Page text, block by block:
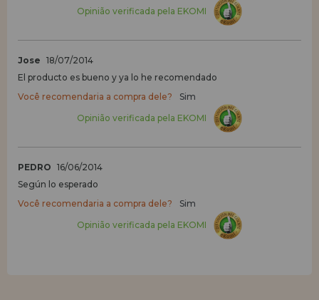
Opinião verificada pela EKOMI
Jose 18/07/2014
El producto es bueno y ya lo he recomendado
Você recomendaria a compra dele?
Sim
Opinião verificada pela EKOMI
PEDRO 16/06/2014
Según lo esperado
Você recomendaria a compra dele?
Sim
Opinião verificada pela EKOMI